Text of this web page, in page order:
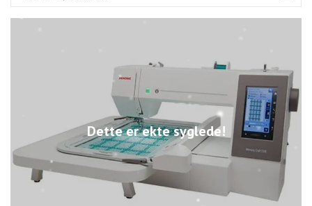
Dette er ekte syglede!